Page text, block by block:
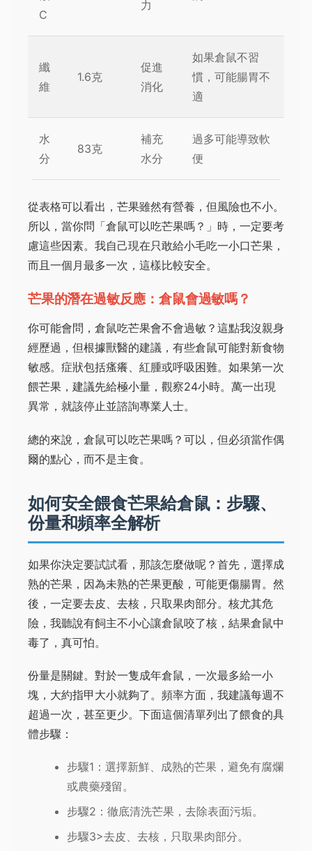
C
力
纖
維
1.6克
促進
消化
如果倉鼠不習
慣，可能腸胃不
適
水
分
83克
補充
水分
過多可能導致軟
便
從表格可以看出，芒果雖然有營養，但風險也不小。
所以，當你問「倉鼠可以吃芒果嗎？」時，一定要考
慮這些因素。我自己現在只敢給小毛吃一小口芒果，
而且一個月最多一次，這樣比較安全。
芒果的潛在過敏反應：倉鼠會過敏嗎？
你可能會問，倉鼠吃芒果會不會過敏？這點我沒親身
經歷過，但根據獸醫的建議，有些倉鼠可能對新食物
敏感。症狀包括瘙癢、紅腫或呼吸困難。如果第一次
餵芒果，建議先給極小量，觀察24小時。萬一出現
異常，就該停止並諮詢專業人士。
總的來說，倉鼠可以吃芒果嗎？可以，但必須當作偶
爾的點心，而不是主食。
如何安全餵食芒果給倉鼠：步驟、
份量和頻率全解析
如果你決定要試試看，那該怎麼做呢？首先，選擇成
熟的芒果，因為未熟的芒果更酸，可能更傷腸胃。然
後，一定要去皮、去核，只取果肉部分。核尤其危
險，我聽說有飼主不小心讓倉鼠咬了核，結果倉鼠中
毒了，真可怕。
份量是關鍵。對於一隻成年倉鼠，一次最多給一小
塊，大約指甲大小就夠了。頻率方面，我建議每週不
超過一次，甚至更少。下面這個清單列出了餵食的具
體步驟：
步驟1：選擇新鮮、成熟的芒果，避免有腐爛
或農藥殘留。
步驟2：徹底清洗芒果，去除表面污垢。
步驟3>去皮、去核，只取果肉部分。